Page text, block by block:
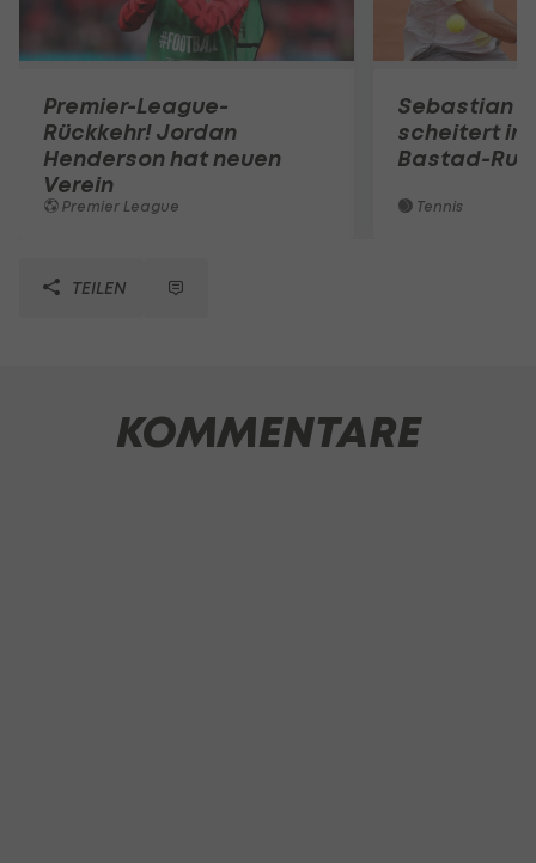
Premier-League-
Rückkehr! Jordan
Henderson hat neuen
Verein
Premier League
Sebastian
scheitert in
Bastad-
Tennis
TEILEN
KOMMENTARE